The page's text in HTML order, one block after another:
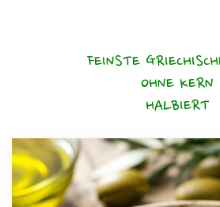
FEINSTE
OHNE KERN
HALBIERT